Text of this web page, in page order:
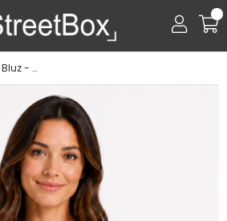
0
V Yaka Bluz - Siyah Desenli